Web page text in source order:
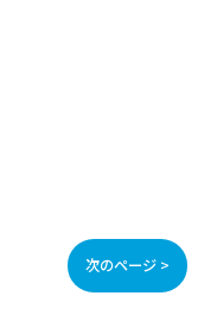
次のページ >